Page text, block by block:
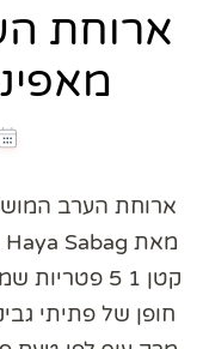
ארוחת
ארוחת הערב
חופן של פתיתי